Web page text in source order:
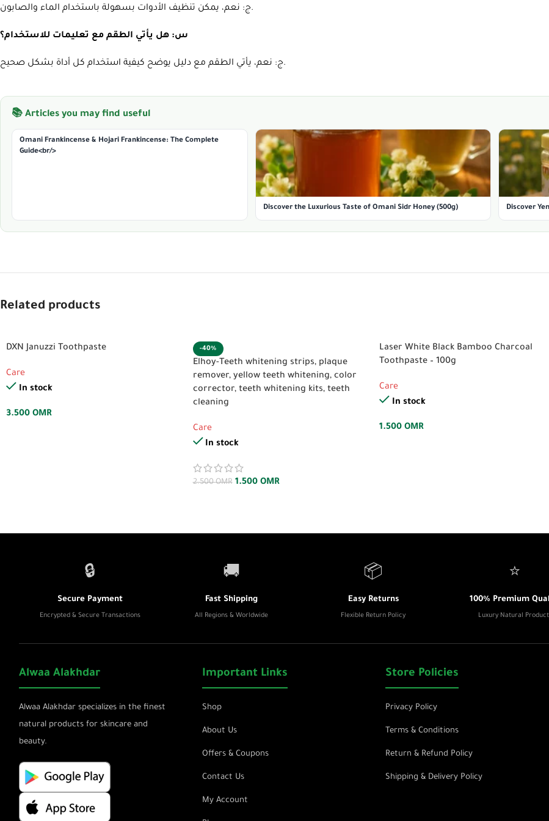
ج: نعم، يمكن تنظيف الأدوات بسهولة باستخدام الماء والصابون.
س: هل يأتي الطقم مع تعليمات للاستخدام؟
ج: نعم، يأتي الطقم مع دليل يوضح كيفية استخدام كل أداة بشكل صحيح.
📚 Articles you may find useful
Omani Frankincense & Hojari Frankincense: The Complete
Guide<br/>
Discover the Luxurious Taste of Omani Sidr Honey (500g) Discover
Related products
DXN Januzzi Toothpaste
Care
In stock
3.500 OMR
-40%
Elhoy-Teeth whitening strips, plaque
remover, yellow teeth whitening, color
corrector, teeth whitening kits, teeth
cleaning
Care
In stock
2.500OMR 1.500 OMR
Laser White Black Bamboo Charcoal
Toothpaste – 100g
Care
In stock
1.500 OMR
🔒
Secure Payment
Encrypted & Secure Transactions
🚚
Fast Shipping
All Regions & Worldwide
📦
Easy Returns
Flexible Return Policy
⭐
100% Premium
Luxury Natural
Alwaa Alakhdar
Alwaa Alakhdar specializes in the finest
natural products for skincare and
beauty.
Important Links
Shop
About Us
Offers & Coupons
Contact Us
My Account
Store Policies
Privacy Policy
Terms & Conditions
Return & Refund Policy
Shipping & Delivery Policy